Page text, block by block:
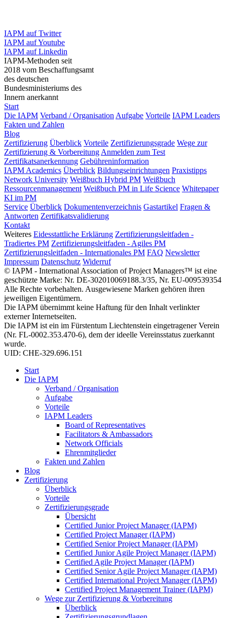
IAPM auf Twitter
IAPM auf Youtube
IAPM auf Linkedin
IAPM-Methoden seit
2018 vom Beschaffungsamt
des deutschen
Bundesministeriums des
Innern anerkannt
Start
Die IAPM Verband / Organisation Aufgabe Vorteile IAPM Leaders
Fakten und Zahlen
Blog
Zertifizierung Überblick Vorteile Zertifizierungsgrade Wege zur
Zertifizierung & Vorbereitung Anmelden zum Test
Zertifikatsanerkennung Gebühreninformation
IAPM Academics Überblick Bildungseinrichtungen Praxistipps
Network University Weißbuch Hybrid PM Weißbuch
Ressourcenmanagement Weißbuch PM in Life Science Whitepaper
KI im PM
Service Überblick Dokumentenverzeichnis Gastartikel Fragen &
Antworten Zertifikatsvalidierung
Kontakt
Weiteres Eidesstattliche Erklärung Zertifizierungsleitfaden -
Tradiertes PM Zertifizierungsleitfaden - Agiles PM
Zertifizierungsleitfaden - Internationales PM FAQ Newsletter
Impressum Datenschutz Widerruf
© IAPM - International Association of Project Managers™ ist eine
geschützte Marke: Nr. DE-302010069188.3/35, Nr. EU-009539354
Alle Rechte vorbehalten. Ausgewiesene Marken gehören ihren
jeweiligen Eigentümern.
Die IAPM übernimmt keine Haftung für den Inhalt verlinkter
externer Internetseiten.
Die IAPM ist ein im Fürstentum Liechtenstein eingetragener Verein
(Nr. FL-0002.353.470-6), dem der ideelle Vereinsstatus zuerkannt
wurde.
UID: CHE-329.696.151
Start
Die IAPM
Verband / Organisation
Aufgabe
Vorteile
IAPM Leaders
Board of Representatives
Facilitators & Ambassadors
Network Officials
Ehrenmitglieder
Fakten und Zahlen
Blog
Zertifizierung
Überblick
Vorteile
Zertifizierungsgrade
Übersicht
Certified Junior Project Manager (IAPM)
Certified Project Manager (IAPM)
Certified Senior Project Manager (IAPM)
Certified Junior Agile Project Manager (IAPM)
Certified Agile Project Manager (IAPM)
Certified Senior Agile Project Manager (IAPM)
Certified International Project Manager (IAPM)
Certified Project Management Trainer (IAPM)
Wege zur Zertifizierung & Vorbereitung
Überblick